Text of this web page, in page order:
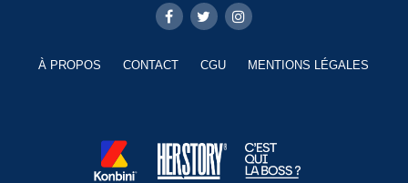
À PROPOS CONTACT CGU MENTIONS LÉGALES